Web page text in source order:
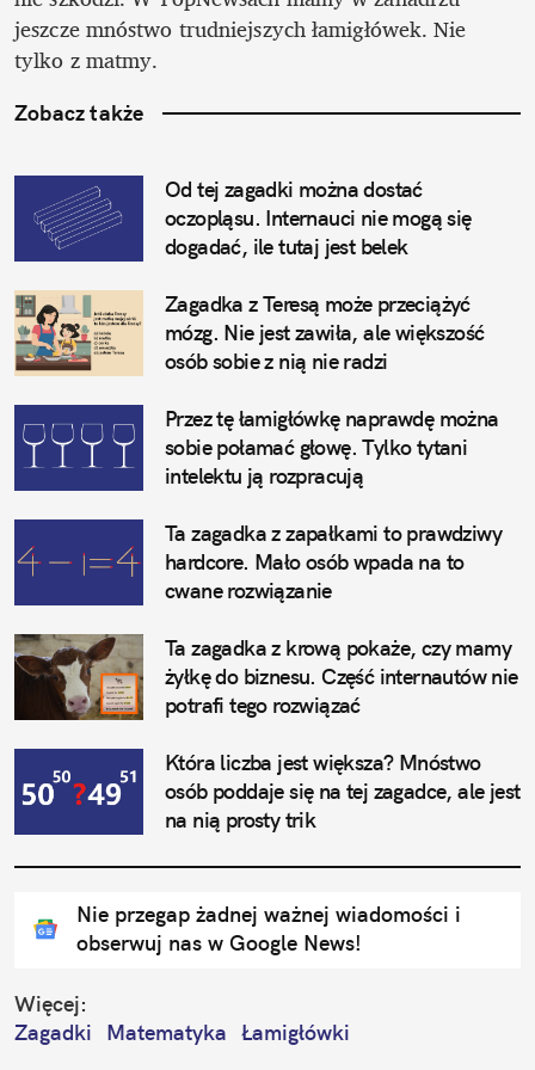
jeszcze mnóstwo trudniejszych łamigłówek. Nie
tylko z matmy.
Zobacz także
Od tej zagadki można dostać
oczopląsu. Internauci nie mogą się
dogadać, ile tutaj jest belek
Zagadka z Teresą może przeciążyć
mózg. Nie jest zawiła, ale większość
osób sobie z nią nie radzi
Przez tę łamigłówkę naprawdę można
sobie połamać głowę. Tylko tytani
intelektu ją rozpracują
Ta zagadka z zapałkami to prawdziwy
hardcore. Mało osób wpada na to
cwane rozwiązanie
Ta zagadka z krową pokaże, czy mamy
żyłkę do biznesu. Część internautów nie
potrafi tego rozwiązać
Która liczba jest większa? Mnóstwo
osób poddaje się na tej zagadce, ale jest
na nią prosty trik
Nie przegap żadnej ważnej wiadomości i
obserwuj nas w Google News!
Więcej:
Zagadki
Matematyka Łamigłówki